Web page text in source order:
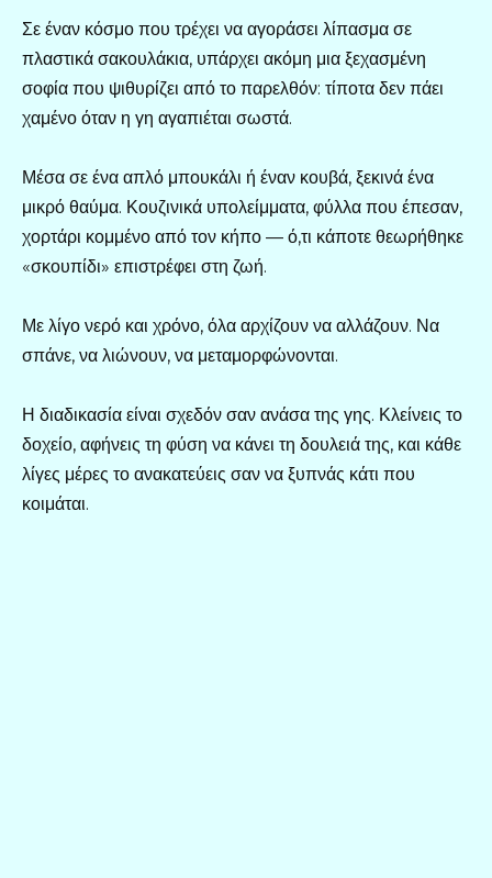
Σε έναν κόσμο που τρέχει να αγοράσει λίπασμα σε
πλαστικά σακουλάκια, υπάρχει ακόμη μια ξεχασμένη
σοφία που ψιθυρίζει από το παρελθόν: τίποτα δεν πάει
χαμένο όταν η γη αγαπιέται σωστά.
Μέσα σε ένα απλό μπουκάλι ή έναν κουβά, ξεκινά ένα
μικρό θαύμα. Κουζινικά υπολείμματα, φύλλα που έπεσαν,
χορτάρι κομμένο από τον κήπο — ό,τι κάποτε θεωρήθηκε
«σκουπίδι» επιστρέφει στη ζωή.
Με λίγο νερό και χρόνο, όλα αρχίζουν να αλλάζουν. Να
σπάνε, να λιώνουν, να μεταμορφώνονται.
Η διαδικασία είναι σχεδόν σαν ανάσα της γης. Κλείνεις το
δοχείο, αφήνεις τη φύση να κάνει τη δουλειά της, και κάθε
λίγες μέρες το ανακατεύεις σαν να ξυπνάς κάτι που
κοιμάται.